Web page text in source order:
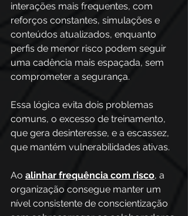
interações mais frequentes, com
reforços constantes, simulações e
conteúdos atualizados, enquanto
perfis de menor risco podem seguir
uma cadência mais espaçada, sem
comprometer a segurança.
Essa lógica evita dois problemas
comuns, o excesso de treinamento,
que gera desinteresse, e a escassez,
que mantém vulnerabilidades ativas.
Ao alinhar frequência com risco, a
organização consegue manter um
nível consistente de conscientização